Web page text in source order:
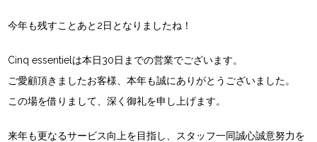
今年も残すことあと2日となりましたね！
Cinq essentielは本日30日までの営業でございます。
ご愛顧頂きましたお客様、本年も誠にありがとうございました。
この場を借りまして、深く御礼を申し上げます。
来年も更なるサービス向上を目指し、スタッフ一同誠心誠意努力を